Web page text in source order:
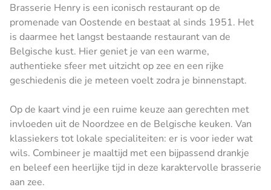
Brasserie Henry is een iconisch restaurant op de
promenade van Oostende en bestaat al sinds 1951. Het
is daarmee het langst bestaande restaurant van de
Belgische kust. Hier geniet je van een warme,
authentieke sfeer met uitzicht op zee en een rijke
geschiedenis die je meteen voelt zodra je binnenstapt.
Op de kaart vind je een ruime keuze aan gerechten met
invloeden uit de Noordzee en de Belgische keuken. Van
klassiekers tot lokale specialiteiten: er is voor ieder wat
wils. Combineer je maaltijd met een bijpassend drankje
en beleef een heerlijke tijd in deze karaktervolle brasserie
aan zee.